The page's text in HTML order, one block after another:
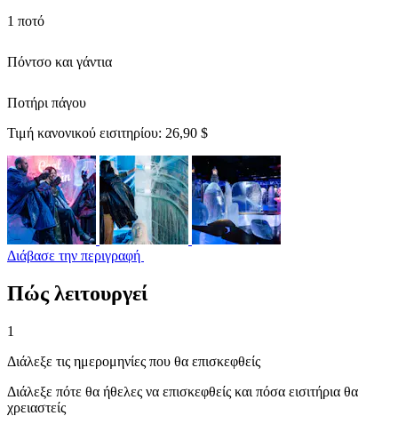
1 ποτό
Πόντσο και γάντια
Ποτήρι πάγου
Τιμή κανονικού εισιτηρίου: 26,90 $
Διάβασε την περιγραφή
Πώς λειτουργεί
1
Διάλεξε τις ημερομηνίες που θα επισκεφθείς
Διάλεξε πότε θα ήθελες να επισκεφθείς και πόσα εισιτήρια θα
χρειαστείς